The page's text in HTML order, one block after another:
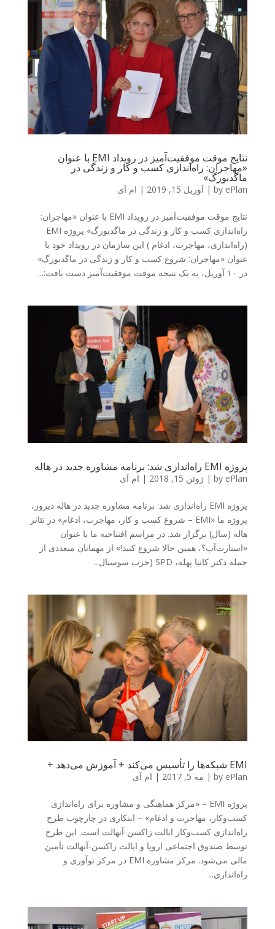
نتایج موقت موفقیت‌آمیز در رویداد EMI با عنوان
«مهاجران: راه‌اندازی کسب و کار و زندگی در
ماگدبورگ»
by ePlan
|آوریل 15, 2019 | ام آی
نتایج موقت موفقیت‌آمیز در رویداد EMI با عنوان «مهاجران:
راه‌اندازی کسب و کار و زندگی در ماگدبورگ» پروژه EMI
(راه‌اندازی، مهاجرت، ادغام ) این سازمان در رویداد خود با
عنوان «مهاجران: شروع کسب و کار و زندگی در ماگدبورگ»
در ۱۰ آوریل، به یک نتیجه موقت موفقیت‌آمیز دست یافت:...
پروژه EMI راه‌اندازی شد: برنامه مشاوره جدید در هاله
by ePlan
| ژوئن 15, 2018 | ام آی
پروژه EMI راه‌اندازی شد: برنامه مشاوره جدید در هاله دیروز،
پروژه ما «EMI – شروع کسب و کار، مهاجرت، ادغام» در تئاتر
هاله (سال) برگزار شد. در مراسم افتتاحیه ما با عنوان
«استارت‌آپ؟، همین حالا شروع کنید!» از مهمانان متعددی از
جمله دکتر کاتیا پهله، SPD (حزب سوسیال...
EMI شبکه‌ها را تأسیس می‌کند + آموزش می‌دهد +
by ePlan
| مه 5, 2017 | ام آی
پروژه EMI – «مرکز هماهنگی و مشاوره برای راه‌اندازی
کسب‌وکار، مهاجرت و ادغام» – ابتکاری در چارچوب طرح
راه‌اندازی کسب‌وکار ایالت زاکسن-آنهالت است. این طرح
توسط صندوق اجتماعی اروپا و ایالت زاکسن-آنهالت تأمین
مالی می‌شود. مرکز مشاوره EMI در مرکز نوآوری و
راه‌اندازی...